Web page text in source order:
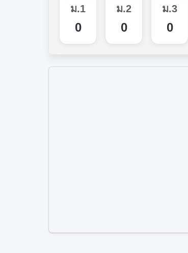
ม.1
328
ม.2
339
ม.3
317